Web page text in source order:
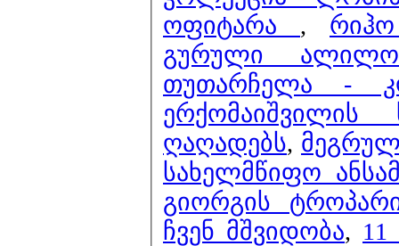
ოფიტარა ,
გურული ალილო
თუთარჩელა -
ღაღადებს,
სახელმწიფო
გიორგის
ჩვენ მშვიდობა,